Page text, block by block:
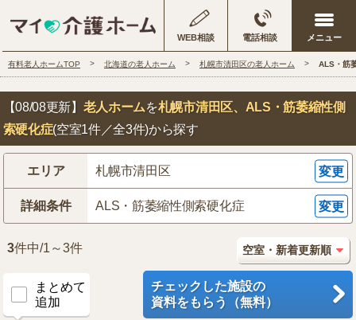
WEB相談 電話相談
有料老人ホームTOP 北海道の老人ホーム 札幌市清田区の老人ホーム ALS・筋
【08/08更新】 老人ホームを札幌市清田区、ALS・筋萎縮性側
索硬化症(空室1件／全3件)から探す
エリア 札幌市清田区 変更
詳細条件 ALS・筋萎縮性側索硬化症 変更
3件中/1～3件
まとめて
追加
チェックした施設の
資料をもらう（無料）